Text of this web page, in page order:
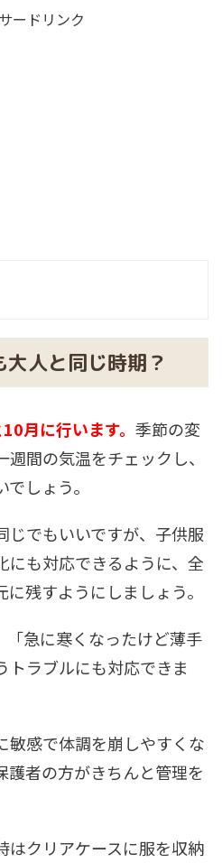
ードリンク
人と同じ時期？
月に行います。 季節の変
間の気温をチェックし、
しょう。
でもいいですが、 子供服
にも対応できるように、全
残すようにしましょう。
「急に寒くなったけど薄手
トラブルにも対応できま
敏感で体調を崩しやすくな
護者の方がきちんと管理を
はクリアケースに服を収納